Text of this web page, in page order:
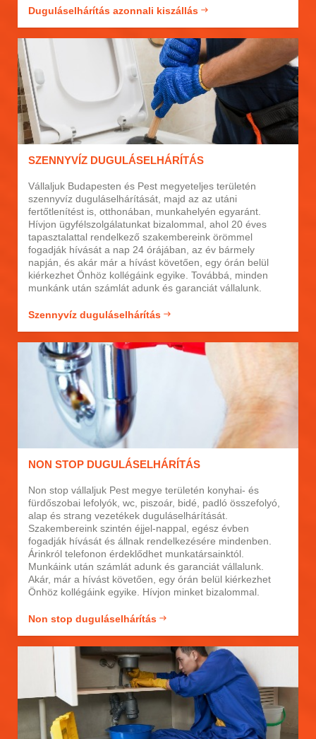
Duguláselhárítás azonnali kiszállás
SZENNYVÍZ DUGULÁSELHÁRÍTÁS
Vállaljuk Budapesten és Pest megyeteljes területén
szennyvíz duguláselhárítását, majd az az utáni
fertőtlenítést is, otthonában, munkahelyén egyaránt.
Hívjon ügyfélszolgálatunkat bizalommal, ahol 20 éves
tapasztalattal rendelkező szakembereink örömmel
fogadják hívását a nap 24 órájában, az év bármely
napján, és akár már a hívást követően, egy órán belül
kiérkezhet Önhöz kollégáink egyike. Továbbá, minden
munkánk után számlát adunk és garanciát vállalunk.
Szennyvíz duguláselhárítás
NON STOP DUGULÁSELHÁRÍTÁS
Non stop vállaljuk Pest megye területén konyhai- és
fürdőszobai lefolyók, wc, piszoár, bidé, padló összefolyó,
alap és strang vezetékek duguláselhárítását.
Szakembereink szintén éjjel-nappal, egész évben
fogadják hívását és állnak rendelkezésére mindenben.
Árinkról telefonon érdeklődhet munkatársainktól.
Munkáink után számlát adunk és garanciát vállalunk.
Akár, már a hívást követően, egy órán belül kiérkezhet
Önhöz kollégáink egyike. Hívjon minket bizalommal.
Non stop duguláselhárítás